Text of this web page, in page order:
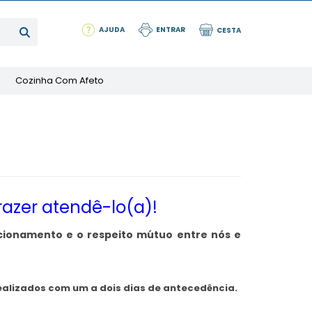
AJUDA ENTRAR CESTA
Cozinha Com Afeto
atendê-lo(a)!
e o respeito mútuo entre nós e
com um a dois dias de antecedência.